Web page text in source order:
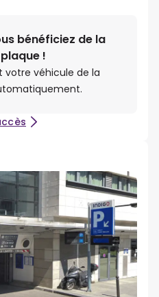
bénéficiez de la
!
votre véhicule de la